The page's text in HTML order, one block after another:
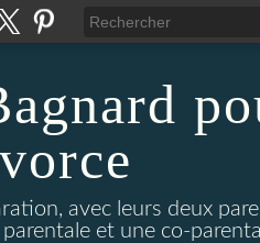
avec leurs deux
et une co-